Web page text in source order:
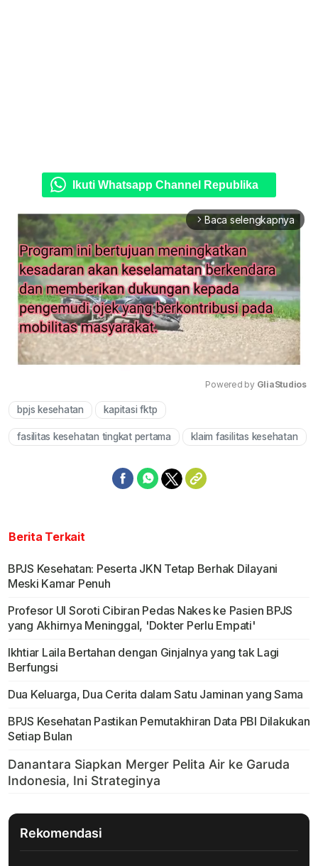
Ikuti Whatsapp Channel Republika
arrow_forward_ios Baca selengkapnya
Powered by GliaStudios
bpjs kesehatan kapitasi fktp
fasilitas kesehatan tingkat pertama klaim fasilitas kesehatan
Berita Terkait
BPJS Kesehatan: Peserta JKN Tetap Berhak Dilayani
Meski Kamar Penuh
Profesor UI Soroti Cibiran Pedas Nakes ke Pasien BPJS
yang Akhirnya Meninggal, 'Dokter Perlu Empati'
Ikhtiar Laila Bertahan dengan Ginjalnya yang tak Lagi
Berfungsi
Dua Keluarga, Dua Cerita dalam Satu Jaminan yang Sama
BPJS Kesehatan Pastikan Pemutakhiran Data PBI Dilakukan
Setiap Bulan
Rekomendasi